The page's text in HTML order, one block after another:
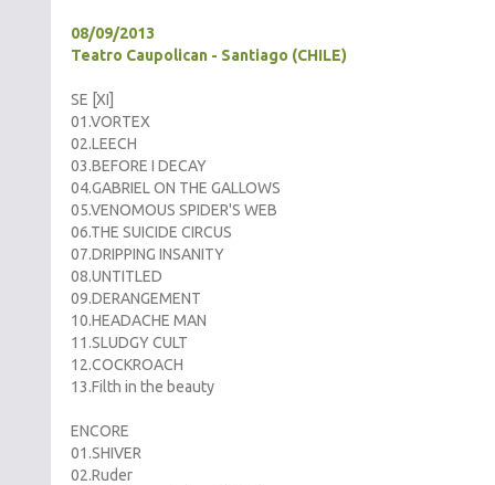
08/09/2013
Teatro Caupolican - Santiago (CHILE)
SE [XI]
01.VORTEX
02.LEECH
03.BEFORE I DECAY
04.GABRIEL ON THE GALLOWS
05.VENOMOUS SPIDER'S WEB
06.THE SUICIDE CIRCUS
07.DRIPPING INSANITY
08.UNTITLED
09.DERANGEMENT
10.HEADACHE MAN
11.SLUDGY CULT
12.COCKROACH
13.Filth in the beauty
ENCORE
01.SHIVER
02.Ruder